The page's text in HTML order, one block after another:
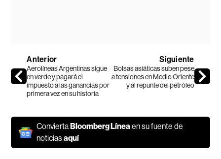
Anterior
Aerolíneas Argentinas sigue
en verde y pagará el
impuesto a las ganancias por
primera vez en su historia
Siguiente
Bolsas asiáticas suben pese
a tensiones en Medio Oriente
y al repunte del petróleo
ConviertaBloomberg Líneaen su fuente de
noticiasaquí